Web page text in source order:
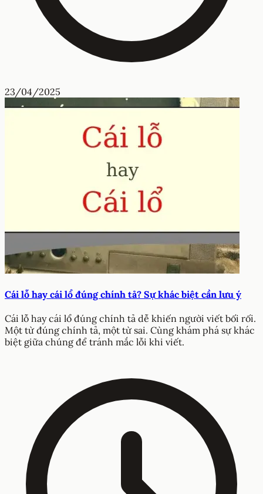
23/04/2025
Cái lỗ hay cái lổ đúng chính tả? Sự khác biệt cần lưu ý
Cái lỗ hay cái lổ đúng chính tả dễ khiến người viết bối rối.
Một từ đúng chính tả, một từ sai. Cùng khám phá sự khác
biệt giữa chúng để tránh mắc lỗi khi viết.